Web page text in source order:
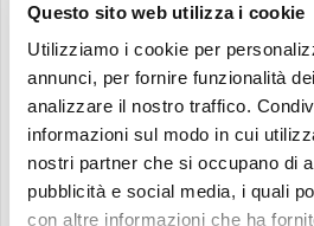
Questo sito web utilizza i cookie
Utilizziamo i cookie per
annunci, per fornire funzionalità
analizzare il nostro traffico.
informazioni sul modo in cui
nostri partner che si occupano di
pubblicità e social media, i quali
con altre informazioni che ha
Finché il caffè è caldoè diventato un
Giappone, dove ha venduto oltre
ha conquistato tutto il mondo e le
pochi giorni dall’uscita. Un
mistero sulle occasioni perdute e
quelle ancora da vivere.